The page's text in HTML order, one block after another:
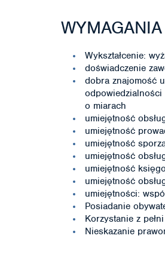
Wykształcenie:
doświadczenie
dobra znajomość
o miarach
umiejętność
umiejętność
umiejętność
umiejętność
umiejętność
umiejętność
umiejętności:
Posiadanie
Korzystanie z
Nieskazanie